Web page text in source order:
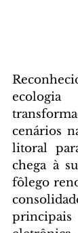
cenários
litoral
chega à
fôlego